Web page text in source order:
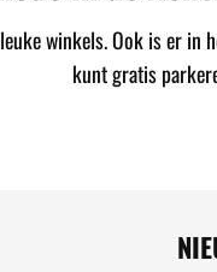
winkels. Ook is er
kunt gratis